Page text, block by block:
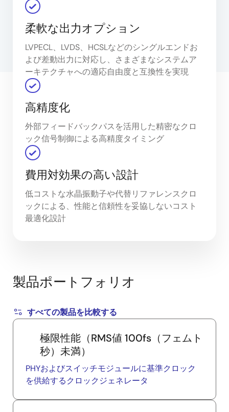
柔軟な出力オプション
LVPECL、LVDS、HCSLなどのシングルエンドお
よび差動出力に対応し、さまざまなシステムア
ーキテクチャへの適応自由度と互換性を実現
高精度化
外部フィードバックパスを活用した精密なクロ
ック信号制御による高精度タイミング
費用対効果の高い設計
低コストな水晶振動子や代替リファレンスクロ
ックによる、性能と信頼性を妥協しないコスト
最適化設計
製品ポートフォリオ
すべての製品を比較する
極限性能（RMS値 100fs（フェムト
秒）未満）
PHYおよびスイッチモジュールに基準クロック
を供給するクロックジェネレータ